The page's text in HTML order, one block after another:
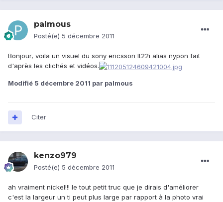
palmous
Posté(e) 5 décembre 2011
Bonjour, voila un visuel du sony ericsson lt22i alias nypon fait
d'après les clichés et vidéos.
Modifié 5 décembre 2011 par palmous
Citer
kenzo979
Posté(e) 5 décembre 2011
ah vraiment nickel!!! le tout petit truc que je dirais d'améliorer
c'est la largeur un ti peut plus large par rapport à la photo vrai